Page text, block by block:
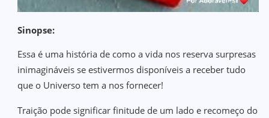
Sinopse:
Essa é uma história de como a vida nos reserva surpresas
inimagináveis se estivermos disponíveis a receber tudo
que o Universo tem a nos fornecer!
Traição pode significar finitude de um lado e recomeço do